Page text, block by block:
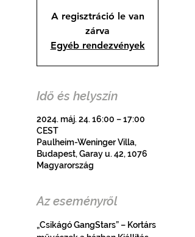
A regisztráció le van
zárva
Egyéb rendezvények
Idő és helyszín
2024. máj. 24. 16:00 – 17:00
CEST
Paulheim-Weninger Villa,
Budapest, Garay u. 42, 1076
Magyarország
Az eseményről
„Csikágó GangStars” – Kortárs